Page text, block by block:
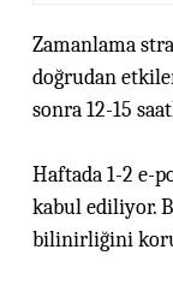
Zamanlama
doğrudan
sonra 12-15
Haftada 1-2 e-
kabul ediliyor.
bilinirliğini